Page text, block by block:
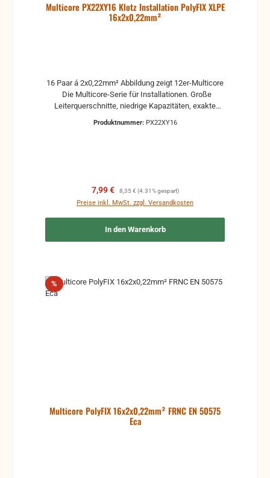
Multicore PX22XY16 Klotz Installation PolyFIX XLPE
16x2x0,22mm²
16 Paar á 2x0,22mm² Abbildung zeigt 12er-Multicore
Leiterquerschnitte, niedrige Kapazitäten, exakte
und so das Schrumpfen während des Lötvorganges
PVC-Außenmantel ermöglicht ein problemloses
Einziehen in Kabelschächte.
Produktnummer: PX22XY16
Verkaufspreis:
7,99 € Regulärer Preis:
8,35 € (4.31% gespart)
Preise inkl. MwSt. zzgl. Versandkosten
In den Warenkorb
%Rabatt
Multicore PolyFIX 16x2x0,22mm² FRNC EN 50575
Eca